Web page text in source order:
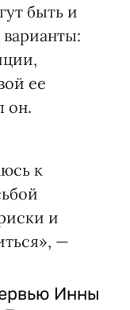
быть и
ее
он.
к
и
—
Инны